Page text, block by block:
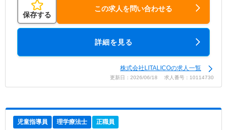
保存する
この求人を問い合わせる
詳細を見る
株式会社LITALICOの求人一覧
更新日：2026/06/18 求人番号：10114730
児童指導員 理学療法士 正職員